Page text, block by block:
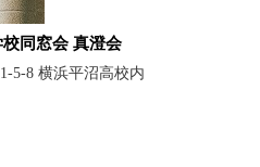
同窓会 真澄会
5-8 横浜平沼高校内